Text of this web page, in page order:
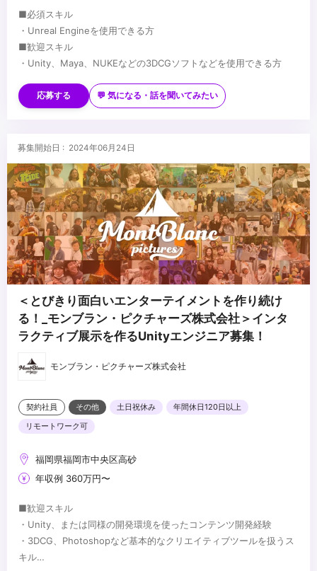
■必須スキル
・Unreal Engineを使用できる方
■歓迎スキル
・Unity、Maya、NUKEなどの3DCGソフトなどを使用できる方
応募する 💬 気になる・話を聞いてみたい
募集開始日 : 2024年06月24日
＜とびきり面白いエンターテイメントを作り続け
る！_モンブラン・ピクチャーズ株式会社＞インタ
ラクティブ展示を作るUnityエンジニア募集！
モンブラン・ピクチャーズ株式会社
契約社員 その他 土日祝休み
年間休日120日以上
リモートワーク可
福岡県福岡市中央区高砂
年収例 360万円〜
■歓迎スキル
・Unity、または同様の開発環境を使ったコンテンツ開発経験
・3DCG、Photoshopなど基本的なクリエイティブツールを扱うス
キル